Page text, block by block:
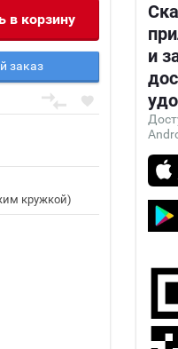
в корзину
заказ
кружкой)
и